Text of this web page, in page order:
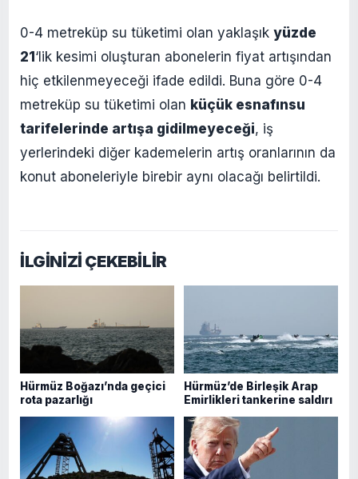
0-4 metreküp su tüketimi olan yaklaşık yüzde
21‘lik kesimi oluşturan abonelerin fiyat artışından
hiç etkilenmeyeceği ifade edildi. Buna göre 0-4
metreküp su tüketimi olan küçük esnafınsu
tarifelerinde artışa gidilmeyeceği, iş
yerlerindeki diğer kademelerin artış oranlarının da
konut aboneleriyle birebir aynı olacağı belirtildi.
İLGİNİZİ ÇEKEBİLİR
Hürmüz Boğazı’nda geçici
rota pazarlığı
Hürmüz’de Birleşik Arap
Emirlikleri tankerine saldırı